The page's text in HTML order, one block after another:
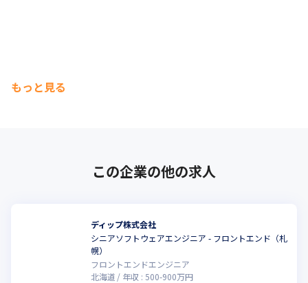
もっと見る
この企業の他の求人
ディップ株式会社
シニアソフトウェアエンジニア - フロントエンド（札
幌）
フロントエンドエンジニア
北海道
年収 : 500-900万円